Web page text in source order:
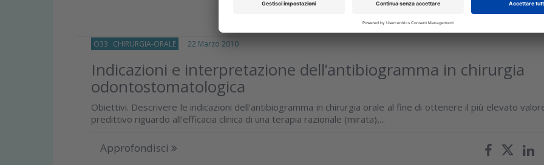
O33 CHIRURGIA-ORALE 22 Marzo 2010
Indicazioni e interpretazione dell’antibiogramma in chirurgia
odontostomatologica
Obiettivi. Descrivere le indicazioni dell’antibiogramma in chirurgia orale al fine di ottenere il più elevato
predittivo riguardo all’efficacia clinica di una terapia razionale (mirata),...
Approfondisci